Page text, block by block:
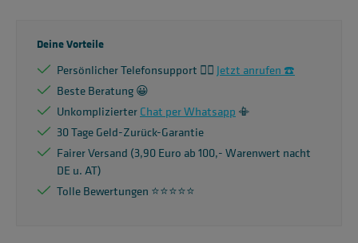
Deine Vorteile
Persönlicher Telefonsupport 🙋‍♂️ Jetzt anrufen ☎️
Beste Beratung 😀
UnkomplizierterChat per Whatsapp 📳
30 Tage Geld-Zurück-Garantie
Fairer Versand (3,90 Euro ab 100,- Warenwert nacht
DE u. AT)
Tolle Bewertungen ⭐️⭐️⭐️⭐️⭐️